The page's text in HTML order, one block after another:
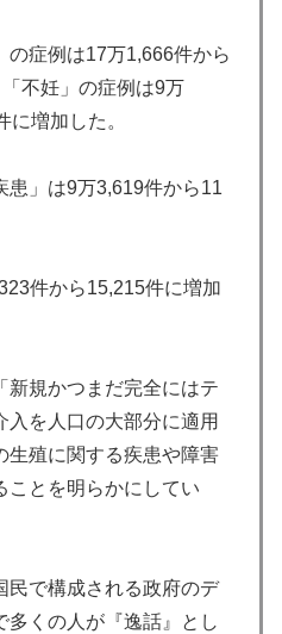
の症例は17万1,666件から
不妊」の症例は9万
増加した。
患」は9万3,619件から11
件から15,215件に増加
新規かつまだ完全にはテ
入を人口の大部分に適用
生殖に関する疾患や障害
ことを明らかにしてい
民で構成される政府のデ
多くの人が『逸話』とし